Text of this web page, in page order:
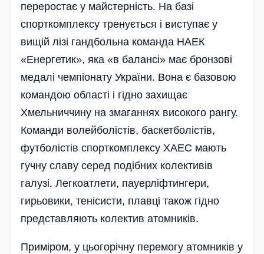
переростає у майстерність. На базі
спорткомплексу тренується і виступає у
вищій лізі гандбольна команда НАЕК
«Енергетик», яка «в балансі» має бронзові
медалі чемпіонату України. Вона є базовою
командою області і гідно захищає
Хмельниччину на змаганнях високого рангу.
Команди волейболістів, баскетболістів,
футболістів спорткомплексу ХАЕС мають
гучну славу серед подібних колективів
галузі. Легкоатлети, пауерліфтингери,
гирьовики, тенісисти, плавці також гідно
представляють колекти­в атомників.
Приміром, у цього­річну пере­могу атомників у